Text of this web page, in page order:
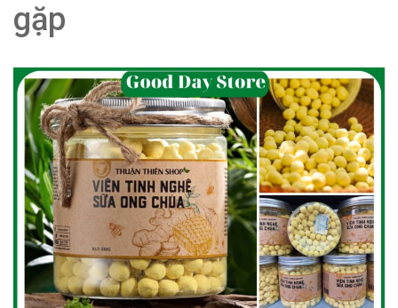
gặp